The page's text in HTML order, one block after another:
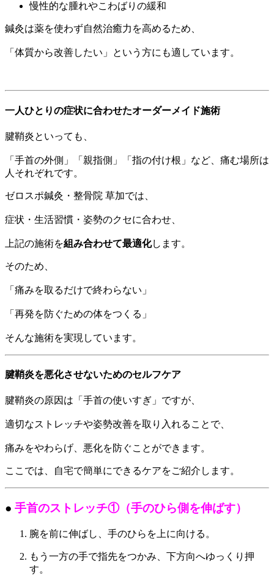
慢性的な腫れやこわばりの緩和
鍼灸は薬を使わず自然治癒力を高めるため、
「体質から改善したい」という方にも適しています。
一人ひとりの症状に合わせたオーダーメイド施術
腱鞘炎といっても、
「手首の外側」「親指側」「指の付け根」など、痛む場所は
人それぞれです。
ゼロスポ鍼灸・整骨院 草加では、
症状・生活習慣・姿勢のクセに合わせ、
上記の施術を組み合わせて最適化します。
そのため、
「痛みを取るだけで終わらない」
「再発を防ぐための体をつくる」
そんな施術を実現しています。
腱鞘炎を悪化させないためのセルフケア
腱鞘炎の原因は「手首の使いすぎ」ですが、
適切なストレッチや姿勢改善を取り入れることで、
痛みをやわらげ、悪化を防ぐことができます。
ここでは、自宅で簡単にできるケアをご紹介します。
● 手首のストレッチ①（手のひら側を伸ばす）
腕を前に伸ばし、手のひらを上に向ける。
もう一方の手で指先をつかみ、下方向へゆっくり押
す。